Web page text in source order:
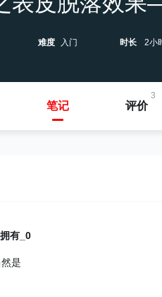
难度 入门 时长 2小
笔记
3
评价
有_0
是